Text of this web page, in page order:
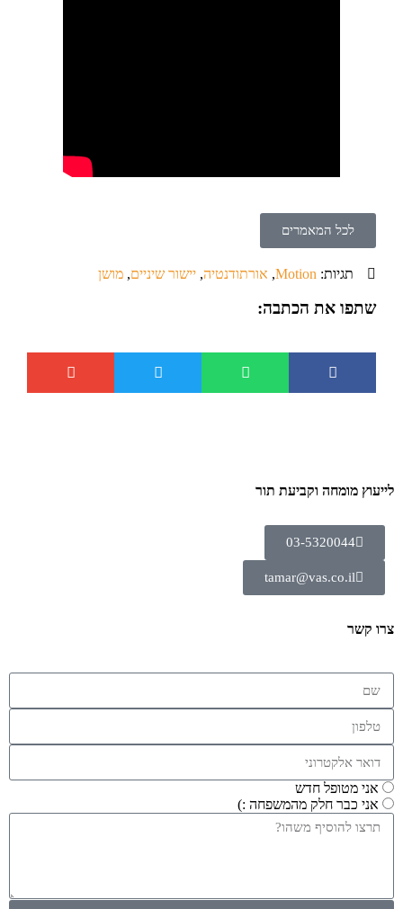
לכל המאמרים
תגיות: Motion
, אורתודנטיה, יישור שיניים, מושן
שתפו את הכתבה:
לייעוץ מומחה וקביעת תור
03-5320044
tamar@vas.co.il
צרו קשר
אני מטופל חדש
אני כבר חלק מהמשפחה :)